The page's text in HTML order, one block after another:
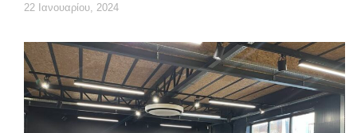
22 Ιανουαρίου, 2024